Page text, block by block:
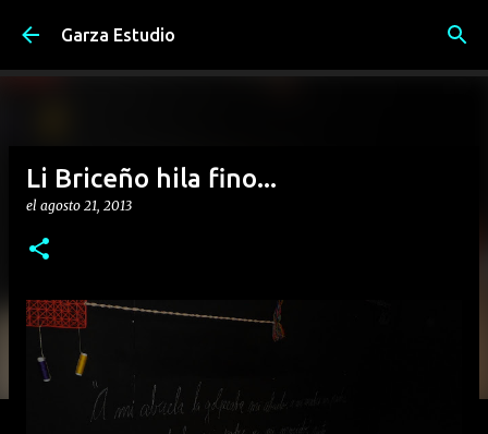
Ir al contenido principal
Garza Estudio
Li Briceño hila fino...
el agosto 21, 2013